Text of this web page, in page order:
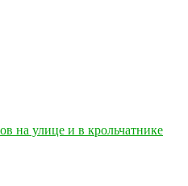
на улице и в крольчатнике